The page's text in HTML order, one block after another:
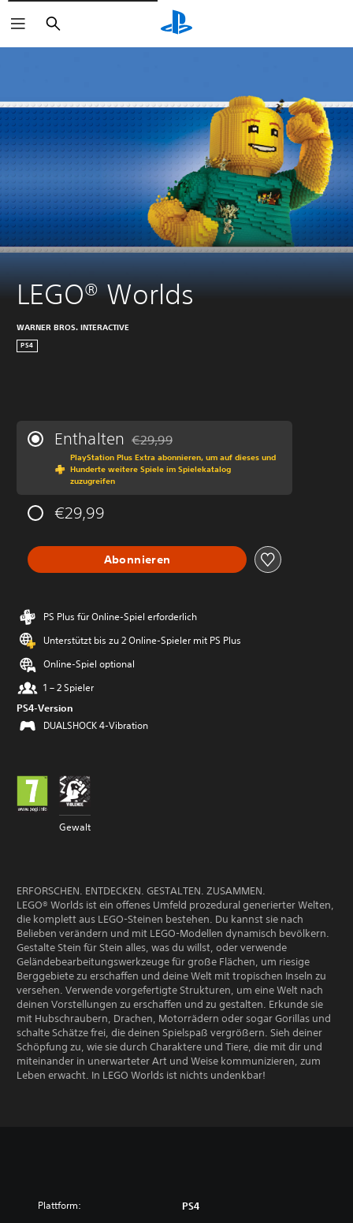
Suchen
LEGO® Worlds
WARNER BROS. INTERACTIVE
PS4
Enthalten Preisnachlass gegenüber dem
€29,99
PlayStation Plus Extra abonnieren, um auf dieses und
Hunderte weitere Spiele im Spielekatalog
zuzugreifen
€29,99
Abonnieren
PS Plus für Online-Spiel erforderlich
Unterstützt bis zu 2 Online-Spieler mit PS Plus
Online-Spiel optional
1 – 2 Spieler
PS4-Version
DUALSHOCK 4-Vibration
Gewalt
ERFORSCHEN. ENTDECKEN. GESTALTEN. ZUSAMMEN.
LEGO® Worlds ist ein offenes Umfeld prozedural generierter Welten,
die komplett aus LEGO-Steinen bestehen. Du kannst sie nach
Belieben verändern und mit LEGO-Modellen dynamisch bevölkern.
Gestalte Stein für Stein alles, was du willst, oder verwende
Geländebearbeitungswerkzeuge für große Flächen, um riesige
Berggebiete zu erschaffen und deine Welt mit tropischen Inseln zu
versehen. Verwende vorgefertigte Strukturen, um eine Welt nach
deinen Vorstellungen zu erschaffen und zu gestalten. Erkunde sie
mit Hubschraubern, Drachen, Motorrädern oder sogar Gorillas und
schalte Schätze frei, die deinen Spielspaß vergrößern. Sieh deiner
Schöpfung zu, wie sie durch Charaktere und Tiere, die mit dir und
miteinander in unerwarteter Art und Weise kommunizieren, zum
Leben erwacht. In LEGO Worlds ist nichts undenkbar!
Plattform: PS4